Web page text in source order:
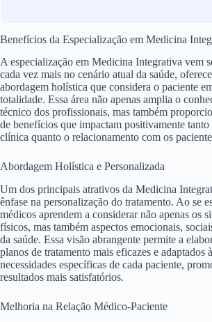
Benefícios da Especialização em Medicina
A especialização em Medicina Integrativa vem
cada vez mais no cenário atual da saúde,
abordagem holística que considera o paciente
totalidade. Essa área não apenas amplia o
técnico dos profissionais, mas também
de benefícios que impactam positivamente tanto
clínica quanto o relacionamento com os
Abordagem Holística e Personalizada
Um dos principais atrativos da Medicina
ênfase na personalização do tratamento. Ao se
médicos aprendem a considerar não apenas os
físicos, mas também aspectos emocionais,
da saúde. Essa visão abrangente permite a
planos de tratamento mais eficazes e adaptados
necessidades específicas de cada paciente,
resultados mais satisfatórios.
Melhoria na Relação Médico-Paciente